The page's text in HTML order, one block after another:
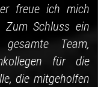
freue ich mich
Zum Schluss ein
Team,
für die
die mitgeholfen